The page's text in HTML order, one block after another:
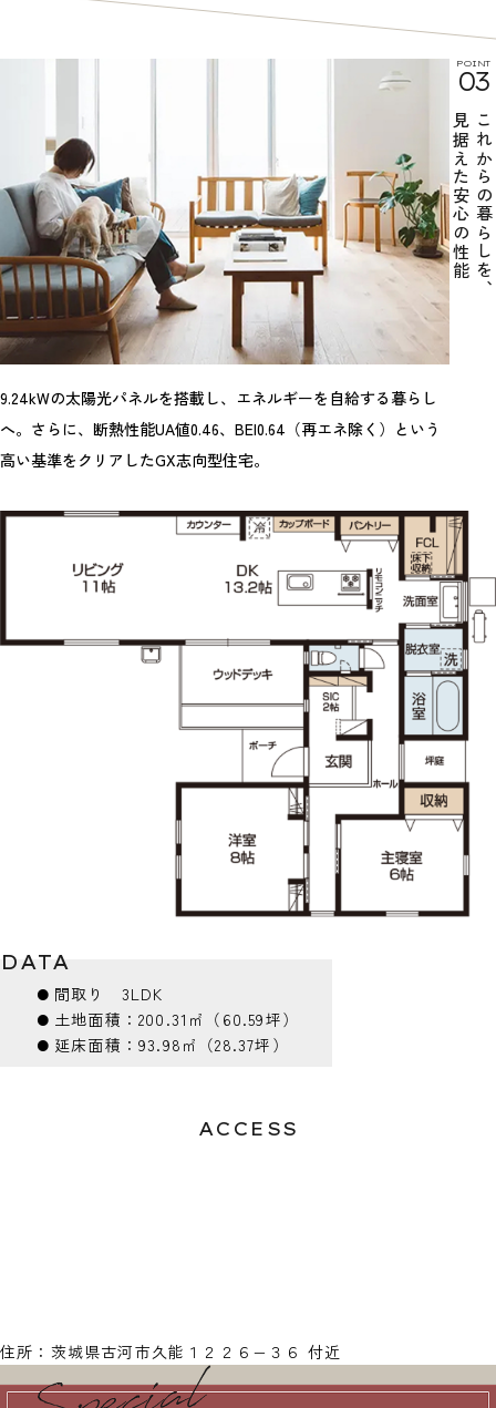
POINT
03
これからの暮らしを、
見据えた安心の性能
9.24kWの太陽光パネルを搭載し、エネルギーを自給する暮らし
へ。さらに、断熱性能UA値0.46、BEI0.64（再エネ除く）という
高い基準をクリアしたGX志向型住宅。
DATA
⚫︎ 間取り 3LDK
⚫︎ 土地面積：200.31㎡（60.59坪）
⚫︎ 延床面積：93.98㎡（28.37坪）
ACCESS
住所：茨城県古河市久能１２２６−３６ 付近